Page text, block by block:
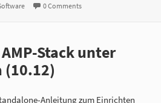
0 Comments
Stack unter
(10.12)
Anleitung zum Einrichten